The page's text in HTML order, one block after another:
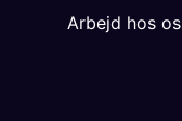
Arbejd hos os